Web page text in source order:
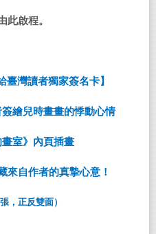
此啟程。
臺灣讀者獨家簽名卡】
繪兒時畫畫的悸動心情
室》內頁插畫
來自作者的真摯心意！
，正反雙面）